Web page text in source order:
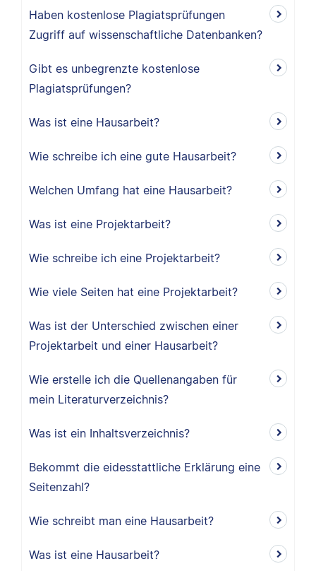
Haben kostenlose Plagiatsprüfungen
Zugriff auf wissenschaftliche Datenbanken?
Gibt es unbegrenzte kostenlose
Plagiatsprüfungen?
Was ist eine Hausarbeit?
Wie schreibe ich eine gute Hausarbeit?
Welchen Umfang hat eine Hausarbeit?
Was ist eine Projektarbeit?
Wie schreibe ich eine Projektarbeit?
Wie viele Seiten hat eine Projektarbeit?
Was ist der Unterschied zwischen einer
Projektarbeit und einer Hausarbeit?
Wie erstelle ich die Quellenangaben für
mein Literaturverzeichnis?
Was ist ein Inhaltsverzeichnis?
Bekommt die eidesstattliche Erklärung eine
Seitenzahl?
Wie schreibt man eine Hausarbeit?
Was ist eine Hausarbeit?